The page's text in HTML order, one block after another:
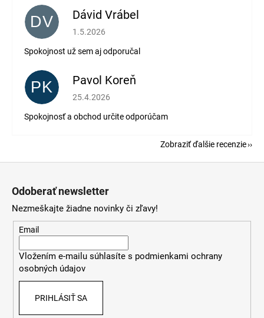
DV Dávid Vrábel
Hodnotenie obchodu je 5 z 5 hviezdičiek.
1.5.2026
Spokojnost už sem aj odporučal
PK Pavol Koreň
Hodnotenie obchodu je 5 z 5 hviezdičiek.
25.4.2026
Spokojnosť a obchod určite odporúčam
Zobraziť ďalšie recenzie
Odoberať newsletter
Nezmeškajte žiadne novinky či zľavy!
Email
Vložením e-mailu súhlasíte s podmienkami ochrany
osobných údajov
PRIHLÁSIŤ SA